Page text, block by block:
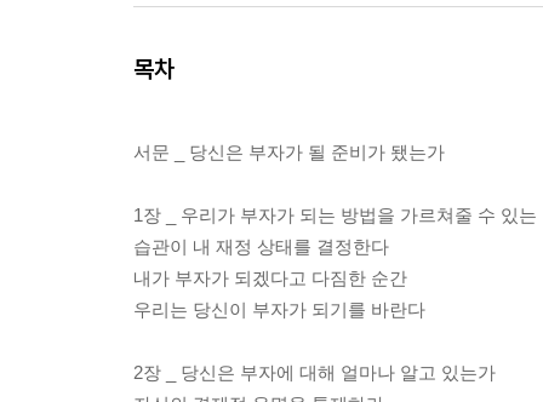
목차
서문 _ 당신은 부자가 될 준비가 됐는가
1장 _ 우리가 부자가 되는 방법을 가르쳐줄 수 있는
습관이 내 재정 상태를 결정한다
내가 부자가 되겠다고 다짐한 순간
우리는 당신이 부자가 되기를 바란다
2장 _ 당신은 부자에 대해 얼마나 알고 있는가